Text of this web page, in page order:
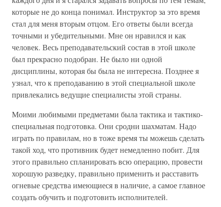
которые не до конца понимал. Инструктор за это время
стал для меня вторым отцом. Его ответы были всегда
точными и убедительными. Мне он нравился и как
человек. Весь преподавательский состав в этой школе
был прекрасно подобран. Не было ни одной
дисциплины, которая бы была не интересна. Позднее я
узнал, что к преподаванию в этой специальной школе
привлекались ведущие специалисты этой страны.
Моими любимыми предметами была тактика и тактико-
специальная подготовка. Они сродни шахматам. Надо
играть по правилам, но в тоже время ты можешь сделать
такой ход, что противник будет немедленно побит. Для
этого правильно спланировать всю операцию, провести
хорошую разведку, правильно применить и расставить
огневые средства имеющиеся в наличие, а самое главное
создать обучить и подготовить исполнителей.